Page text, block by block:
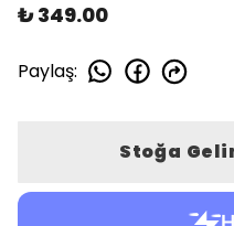
₺ 349.00
Paylaş:
Stoğa